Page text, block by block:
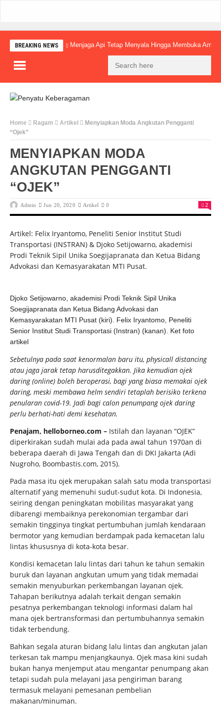
BREAKING NEWS Menjaga Api Tetap Menyala Hingga Membuka
Home Ragam Artikel
Menyiapkan Moda Angkutan Pengganti
“Ojek”
MENYIAPKAN MODA
ANGKUTAN PENGGANTI
“OJEK”
Admin Jun 20, 2020 Artikel 0 2
Artikel: Felix Iryantomo, Peneliti Senior Institut Studi
Transportasi (INSTRAN) & Djoko Setijowarno, akademisi
Prodi Teknik Sipil Unika Soegijapranata dan Ketua Bidang
Advokasi dan Kemasyarakatan MTI Pusat.
Djoko Setijowarno, akademisi Prodi Teknik Sipil Unika
Soegijapranata dan Ketua Bidang Advokasi dan
Kemasyarakatan MTI Pusat (kiri). Felix Iryantomo, Peneliti
Senior Institut Studi Transportasi (Instran) (kanan). Ket foto
artikel
Sebetulnya pada saat kenormalan baru itu, physicall distancing
atau jaga jarak tetap harusditegakkan. Jika kemudian ojek
daring (online) boleh beroperasi, bagi yang biasa memakai ojek
daring, meski membawa helm sendiri tetaplah berisiko terkena
penularan covid-19. Jadi bagi calon penumpang ojek daring
perlu berhati-hati demi kesehatan.
Penajam, helloborneo.com – Istilah dan layanan “OJEK”
diperkirakan sudah mulai ada pada awal tahun 1970an di
beberapa daerah di Jawa Tengah dan di DKI Jakarta (Adi
Nugroho, Boombastis.com, 2015).
Pada masa itu ojek merupakan salah satu moda transportasi
alternatif yang memenuhi sudut-sudut kota. Di Indonesia,
seiring dengan peningkatan mobilitas masyarakat yang
dibarengi membaiknya perekonomian tergambar dari
semakin tingginya tingkat pertumbuhan jumlah kendaraan
bermotor yang kemudian berdampak pada kemacetan lalu
lintas khususnya di kota-kota besar.
Kondisi kemacetan lalu lintas dari tahun ke tahun semakin
buruk dan layanan angkutan umum yang tidak memadai
semakin menyuburkan perkembangan layanan ojek.
Tahapan berikutnya adalah terkait dengan semakin
pesatnya perkembangan teknologi informasi dalam hal
mana ojek bertransformasi dan pertumbuhannya semakin
tidak terbendung.
Bahkan segala aturan bidang lalu lintas dan angkutan jalan
terkesan tak mampu menjangkaunya. Ojek masa kini sudah
bukan hanya menjemput atau mengantar penumpang akan
tetapi sudah pula melayani jasa pengiriman barang
termasuk melayani pemesanan pembelian
makanan/minuman.